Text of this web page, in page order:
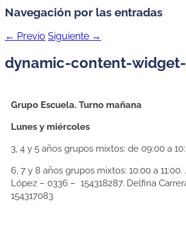
Navegación por las entradas
← Previo Siguiente →
dynamic-content-
Grupo Escuela. Turno mañana
Lunes y miércoles
3, 4 y 5 años grupos mixtos: de 09:00 a
6, 7 y 8 años grupos mixtos: 10:00 a
López – 0336 – 154318287. Delfina
154317083